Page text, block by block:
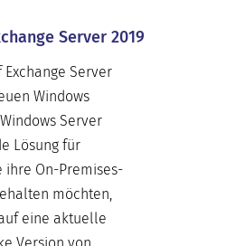
Server 2019
Server
Windows
Server
Lösung für
ihre On-Premises-
möchten,
eine aktuelle